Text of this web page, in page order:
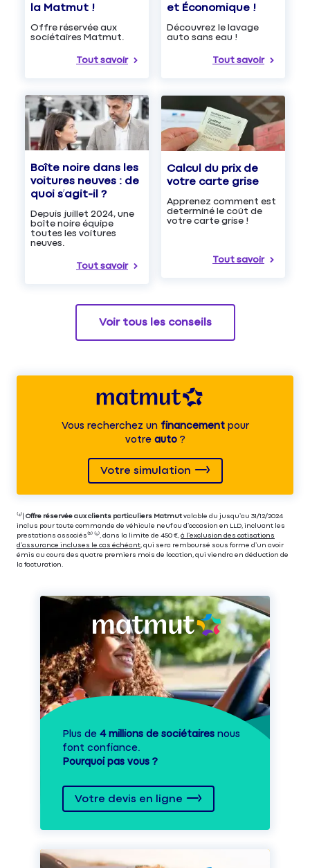
la Matmut !
Offre réservée aux
sociétaires Matmut.
Tout savoir
et Économique !
Découvrez le lavage
auto sans eau !
Tout savoir
Boîte noire dans les
voitures neuves : de
quoi s’agit-il ?
Depuis juillet 2024, une
boîte noire équipe
toutes les voitures
neuves.
Tout savoir
Calcul du prix de
votre carte grise
Apprenez comment est
determiné le coût de
votre carte grise !
Tout savoir
Voir tous les conseils
Vous recherchez unfinancementpour
votre auto?
Votre simulation
⁽⁴⁾| Offre réservée aux clients particuliers Matmut valable du jusqu’au 31/12/2024
inclus pour toute commande de véhicule neuf ou d’occasion en LLD, incluant les
prestations associés⁽³⁾ ⁽⁵⁾, dans la limite de 450 €, à l’exclusion des cotisations
d’assurance incluses le cas échéant , qui sera remboursé sous forme d’un avoir
émis au cours des quatre premiers mois de location, qui viendra en déduction de
la facturation.
Plus de 4 millions de sociétaires nous
font confiance.
Pourquoi pas vous ?
Votre devis en ligne